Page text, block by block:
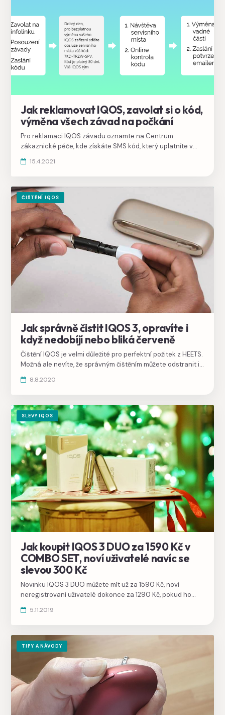
Jak reklamovat IQOS, zavolat si o kód,
výměna všech závad na počkání
Pro reklamaci IQOS závadu oznamte na Centrum
zákaznické péče, kde získáte SMS kód, který uplatníte v
případě mechanického poškození zůstává zachována.
15.4.2021
ČIŠTĚNÍ IQOS
Jak správně čistit IQOS 3, opravíte i
když nedobíjí nebo bliká červeně
Čištění IQOS je velmi důležité pro perfektní požitek z HEETS.
Možná ale nevíte, že správným čištěním můžete odstranit i
červené kontrolky nebo rychlým probliknutím na holderu.
8.8.2020
SLEVY IQOS
Jak koupit IQOS 3 DUO za 1590 Kč v
COMBO SET, noví uživatelé navíc se
slevou 300 Kč
Novinku IQOS 3 DUO můžete mít už za 1590 Kč, noví
neregistrovaní uživatelé dokonce za 1290 Kč, pokud ho
z našeho návodu, bez manipulací a slev, pěkně přímo v
obchodě nebo eshopu.
5.11.2019
TIPY A NÁVODY